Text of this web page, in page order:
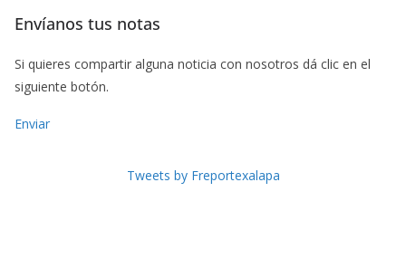
Envíanos tus notas
Si quieres compartir alguna noticia con nosotros dá clic en el
siguiente botón.
Enviar
Tweets by Freportexalapa